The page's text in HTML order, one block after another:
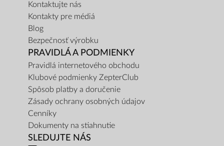
Kontaktujte nás
Kontakty pre médiá
Blog
Bezpečnosť výrobku
PRAVIDLÁ A PODMIENKY
Pravidlá internetového obchodu
Klubové podmienky ZepterClub
Spôsob platby a doručenie
Zásady ochrany osobných údajov
Cenníky
Dokumenty na stiahnutie
SLEDUJTE NÁS